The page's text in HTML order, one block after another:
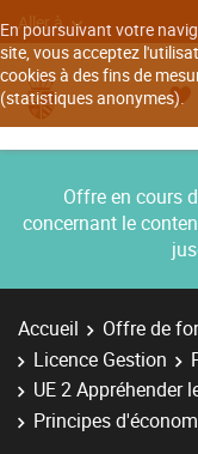
En poursuivant votre
site, vous acceptez
cookies à des fins de
(statistiques anonymes).
Aller à
Offre en cours
concernant le
Accueil Offre de
Licence Gestion
UE 2 Appréhender
Principes